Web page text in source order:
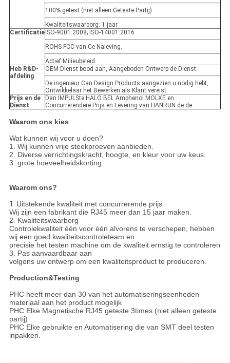
100% getest (niet alleen Geteste Partij).
Kwaliteitswaarborg: 1 jaar
CertificatieISO-9001:2008; ISO-14001:2016
ROHS-FCC van Ce Naleving.
Actief Milieubeleid
Heb R&D-
afdeling
OEM Dienst bood aan, Aangeboden Ontwerp de Dienst.
De ingenieur Can Design Products aangezien u nodig hebt,
Ontwikkelaar het Bewerken als Klant vereist.
Prijs en de
Dienst
Dan IMPULSte HALO BEL Amphenol MOLXE en
Concurrerendere Prijs en Levering van HANRUN de de.
Waarom ons kies
Wat kunnen wij voor u doen?
1. Wij kunnen vrije steekproeven aanbieden.
2. Diverse verrichtingskracht, hoogte, en kleur voor uw keus.
3. grote hoeveelheidskorting
Waarom ons?
1. Uitstekende kwaliteit met concurrerende prijs
Wij zijn een fabrikant die RJ45 meer dan 15 jaar maken.
2. Kwaliteitswaarborg
Controlekwaliteit één voor één alvorens te verschepen, hebben
wij een goed kwaliteitscontroleteam en
precisie het testen machine om de kwaliteit ernstig te controleren
3. Pas aanvaardbaar aan
volgens uw ontwerp om een kwaliteitsproduct te produceren.
Production&Testing
PHC heeft meer dan 30 van het automatiseringseenheden
materiaal aan het product mogelijk
PHC Elke Magnetische RJ45 geteste 3times (niet alleen geteste
partij)
PHC Elke gebruikte en Automatisering die van SMT deel testen
inpakken.